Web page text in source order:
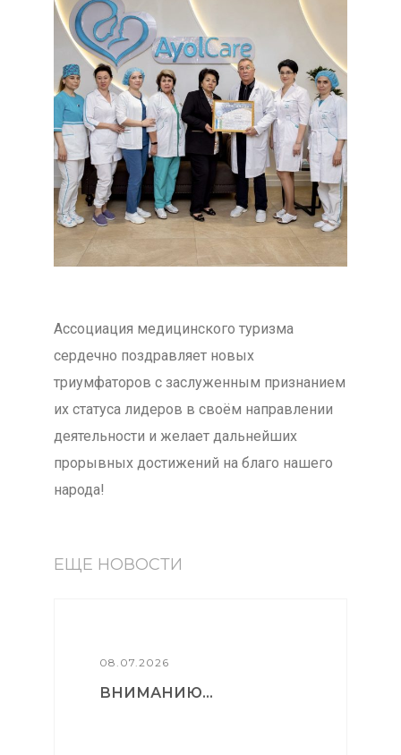
Ассоциация медицинского туризма
сердечно поздравляет новых
триумфаторов с заслуженным признанием
их статуса лидеров в своём направлении
деятельности и желает дальнейших
прорывных достижений на благо нашего
народа!
ЕЩЕ НОВОСТИ
08.07.2026
ВНИМАНИЮ...